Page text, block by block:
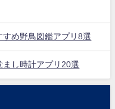
め野鳥図鑑アプリ8選
まし時計アプリ20選